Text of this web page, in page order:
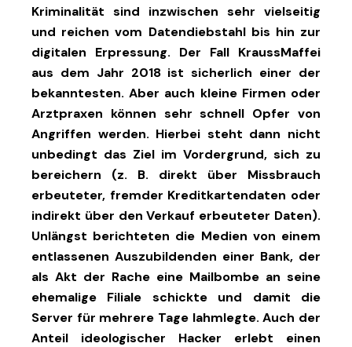
Kriminalität sind inzwischen sehr vielseitig
und reichen vom Datendiebstahl bis hin zur
digitalen Erpressung. Der Fall KraussMaffei
aus dem Jahr 2018 ist sicherlich einer der
bekanntesten. Aber auch kleine Firmen oder
Arztpraxen können sehr schnell Opfer von
Angriffen werden. Hierbei steht dann nicht
unbedingt das Ziel im Vordergrund, sich zu
bereichern (z. B. direkt über Missbrauch
erbeuteter, fremder Kreditkartendaten oder
indirekt über den Verkauf erbeuteter Daten).
Unlängst berichteten die Medien von einem
entlassenen Auszubildenden einer Bank, der
als Akt der Rache eine Mailbombe an seine
ehemalige Filiale schickte und damit die
Server für mehrere Tage lahmlegte. Auch der
Anteil ideologischer Hacker erlebt einen